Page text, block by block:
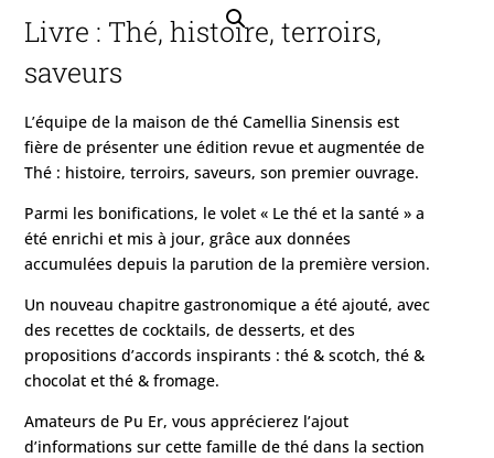
Livre : Thé, histoire, terroirs,
saveurs
L’équipe de la maison de thé Camellia Sinensis est
fière de présenter une édition revue et augmentée de
Thé : histoire, terroirs, saveurs, son premier ouvrage.
Parmi les bonifications, le volet « Le thé et la santé » a
été enrichi et mis à jour, grâce aux données
accumulées depuis la parution de la première version.
Un nouveau chapitre gastronomique a été ajouté, avec
des recettes de cocktails, de desserts, et des
propositions d’accords inspirants : thé & scotch, thé &
chocolat et thé & fromage.
Amateurs de Pu Er, vous apprécierez l’ajout
d’informations sur cette famille de thé dans la section